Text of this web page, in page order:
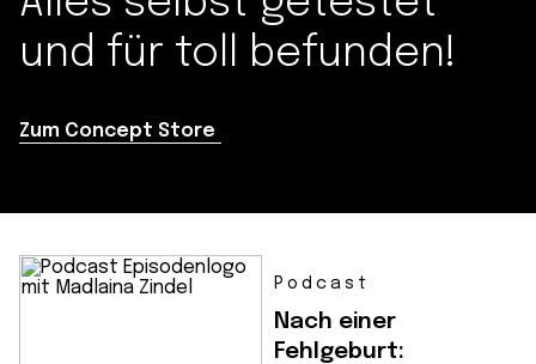
und für toll befunden!
Zum Concept Store
Podcast
Nach einer
Fehlgeburt: